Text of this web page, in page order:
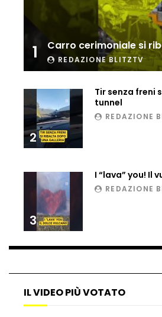
Incidente aereo a
perde il controllo
Ucraina, ecco come
Tir bloccato sul
treno lo distrugge
Parco divertimenti,
all’improvviso
Auto fuori controllo
1 Carro cerimoniale si
REDAZIONE BLITZTV
2
Tir senza freni
tunnel
REDAZIONE
3
I “lava” you! Il
REDAZIONE
IL VIDEO PIÙ VOTATO